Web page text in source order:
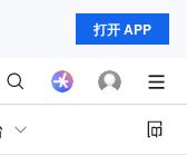
打开 APP